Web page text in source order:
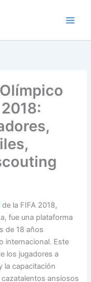
de la FIFA 2018,
fue una plataforma
de 18 años
internacional. Este
los jugadores a
la capacitación
ansiosos